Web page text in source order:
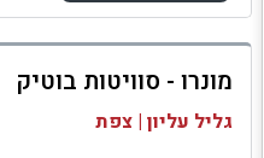
למתחם זה
בדיקת זמינות ומחירים
מונרו - סוויטות בוטיק
גליל עליון | צפת